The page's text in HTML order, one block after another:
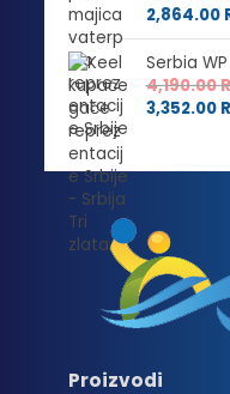
2,864.00
Serbia
4,190.00
3,352.00
Proizvodi